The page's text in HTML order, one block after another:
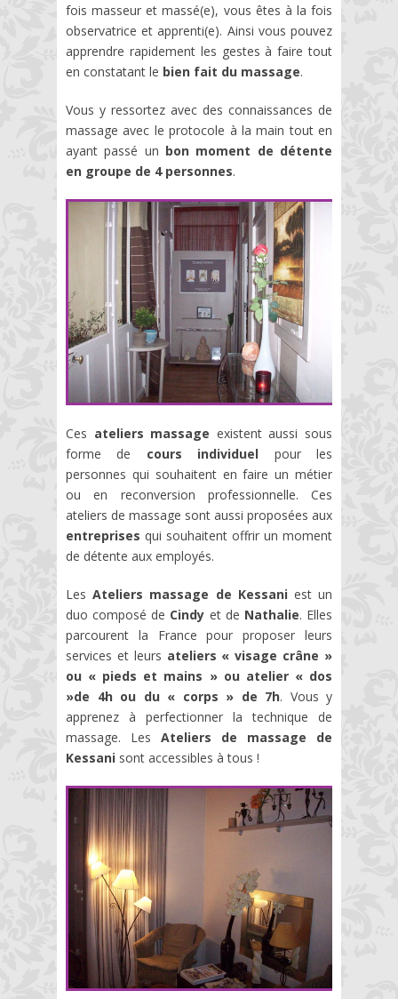
fois masseur et massé(e), vous êtes à la fois
observatrice et apprenti(e). Ainsi vous pouvez
apprendre rapidement les gestes à faire tout
en constatant le bien fait du massage.
Vous y ressortez avec des connaissances de
massage avec le protocole à la main tout en
ayant passé un bon moment de détente
en groupe de 4 personnes.
Ces ateliers massage existent aussi sous
forme de cours individuel pour les
personnes qui souhaitent en faire un métier
ou en reconversion professionnelle. Ces
ateliers de massage sont aussi proposées aux
entreprises qui souhaitent offrir un moment
de détente aux employés.
Les Ateliers massage de Kessaniest un
duo composé de Cindy et de Nathalie. Elles
parcourent la France pour proposer leurs
services et leurs ateliers « visage crâne »
ou « pieds et mains » ou atelier « dos
»de 4h ou du « corps » de 7h. Vous y
apprenez à perfectionner la technique de
massage. Les Ateliers de massage de
Kessani sont accessibles à tous !